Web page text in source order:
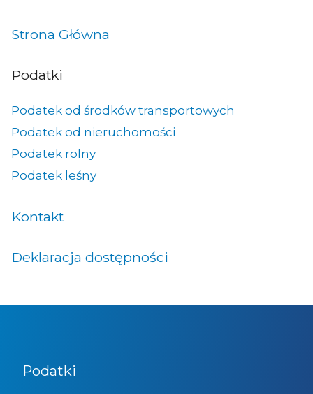
Strona Główna
Podatki
Podatek od środków transportowych
Podatek od nieruchomości
Podatek rolny
Podatek leśny
Kontakt
Deklaracja dostępności
Podatki